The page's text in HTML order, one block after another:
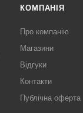
КОМПАНІЯ
Про компанію
Магазини
Відгуки
Контакти
Публічна оферта